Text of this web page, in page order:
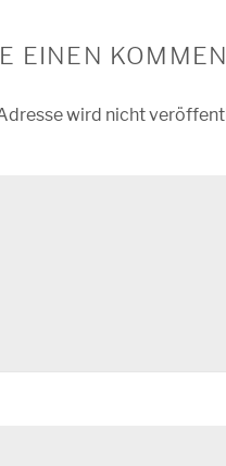
EINEN
wird nicht